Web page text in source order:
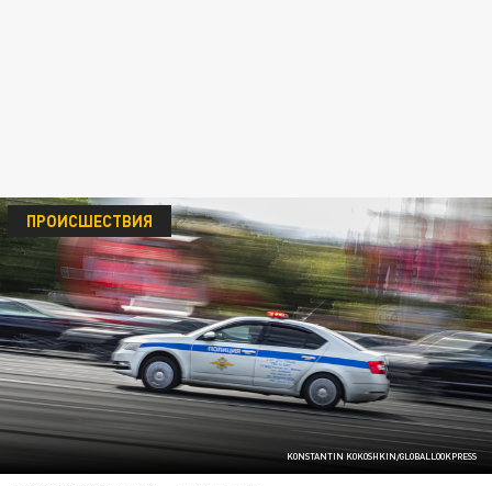
KONSTANTIN KOKOSHKIN/GLOBALLOOKPRESS
ПРОИСШЕСТВИЯ